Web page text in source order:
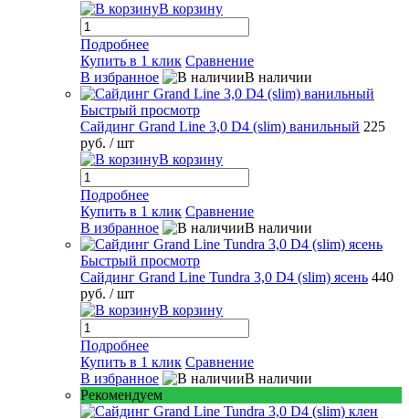
В корзину
Подробнее
Купить в 1 клик Сравнение
В избранное
В наличии
Быстрый просмотр
Сайдинг Grand Line 3,0 D4 (slim) ванильный 225
руб. / шт
В корзину
Подробнее
Купить в 1 клик Сравнение
В избранное
В наличии
Быстрый просмотр
Сайдинг Grand Line Tundra 3,0 D4 (slim) ясень 440
руб. / шт
В корзину
Подробнее
Купить в 1 клик Сравнение
В избранное
В наличии
Рекомендуем